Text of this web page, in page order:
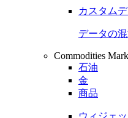
カスタム
データの
Commodities
石油
金
商品
ウィジェ